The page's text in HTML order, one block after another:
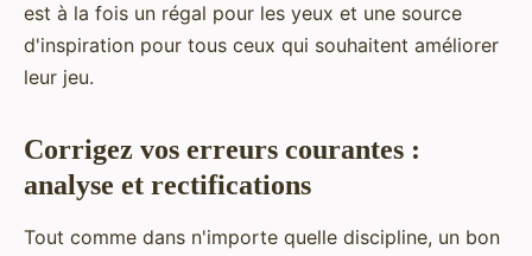
est à la fois un régal pour les yeux et une source
d'inspiration pour tous ceux qui souhaitent améliorer
leur jeu.
Corrigez vos erreurs courantes :
analyse et rectifications
Tout comme dans n'importe quelle discipline, un bon